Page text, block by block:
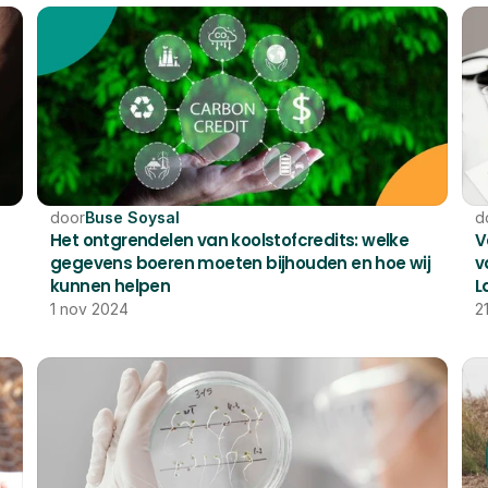
doorBuse Soysal
Het ontgrendelen van koolstofcredits: welke
gegevens boeren moeten bijhouden en hoe wij
kunnen helpen
1 nov 2024